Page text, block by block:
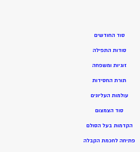
סוד החודשים
סודות התפילה
זוגיות ומשפחה
תורת החסידות
עולמות העליונים
סוד הצמצום
הקדמות בעל הסולם
פתיחה לחכמת הקבלה